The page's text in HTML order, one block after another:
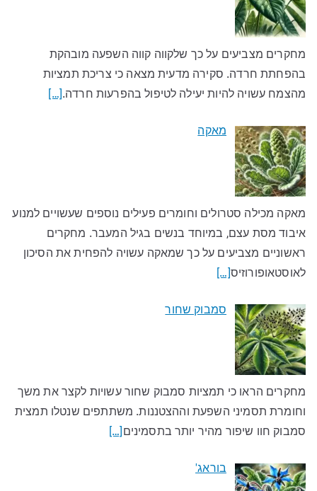
מחקרים מצביעים על כך שלקווה קווה השפעה מובהקת
בהפחתת חרדה. סקירה מדעית מצאה כי צריכת תמציות
מהצמח עשויה להיות יעילה לטיפול בהפרעות חרדה.[…]
מאקה
מאקה מכילה סטרולים וחומרים פעילים נוספים שעשויים למנוע
איבוד מסת עצם, במיוחד בנשים בגיל המעבר. מחקרים
ראשוניים מצביעים על כך שמאקה עשויה להפחית את הסיכון
לאוסטאופורוזיס[…]
סמבוק שחור
מחקרים הראו כי תמציות סמבוק שחור עשויות לקצר את משך
וחומרת תסמיני השפעת וההצטננות. משתתפים שנטלו תמצית
סמבוק חוו שיפור מהיר יותר בתסמינים[…]
בוראג'